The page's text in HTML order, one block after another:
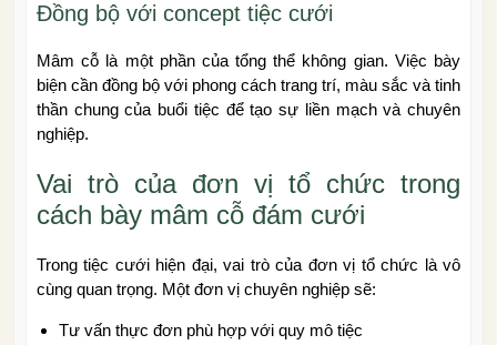
Đồng bộ với concept tiệc cưới
Mâm cỗ là một phần của tổng thể không gian. Việc bày
biện cần đồng bộ với phong cách trang trí, màu sắc và tinh
thần chung của buổi tiệc để tạo sự liền mạch và chuyên
nghiệp.
Vai trò của đơn vị tổ chức trong
cách bày mâm cỗ đám cưới
Trong tiệc cưới hiện đại, vai trò của đơn vị tổ chức là vô
cùng quan trọng. Một đơn vị chuyên nghiệp sẽ:
Tư vấn thực đơn phù hợp với quy mô tiệc